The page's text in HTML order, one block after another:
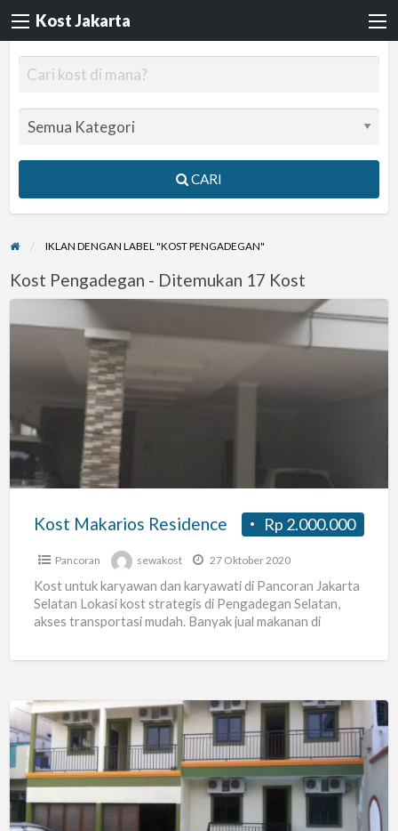
Kost Jakarta
CARI
IKLAN DENGAN LABEL "KOST PENGADEGAN"
Kost Pengadegan - Ditemukan 17 Kost
Makarios
Rp 2.000.000
Kost Makarios Residence
Pancoran sewakost 27 Oktober 2020
Kost untuk karyawan dan karyawati di Pancoran Jakarta
Selatan Lokasi kost strategis di Pengadegan Selatan,
akses transportasi mudah. Banyak jual makanan di
Kos
Rumah
Harum